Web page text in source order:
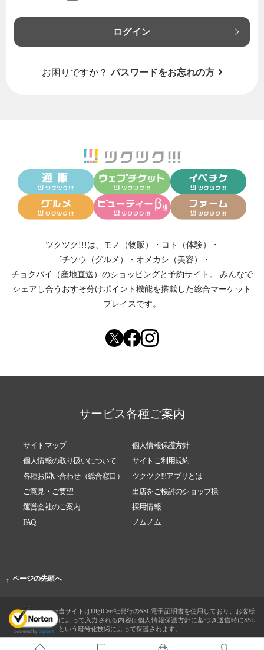
ログイン
お困りですか？ パスワードをお忘れの方
ツクツク!!!は、 モノ（物販） ・ コト（体験）
・
ゴチソウ（グルメ）
・ オメカシ（美容）
・
チョクバイ（産地直送） のショッピングと予約サイト。
みんなで
シェアし合う おすそ分けポイント機能を搭載した総合マーケット
プレイスです。
サービス各種ご案内
サイトマップ
個人情報保護方針
個人情報の取り扱いについて
サイトご利用規約
各種お問い合わせ（総合窓口）
ツクツク!!!アプリとは
ご意見・ご要望
出店をご検討のショップ様
運営会社のご案内
採用情報
FAQ
ノムノム
-
↑ ページの先頭へ
当サイトはDigiCert社発行のSSL電子証明書を使用しており、お客様
によって入力される内容は個人情報保護方針に基づき送信時にSSL
という暗号化技術によって保護されます。